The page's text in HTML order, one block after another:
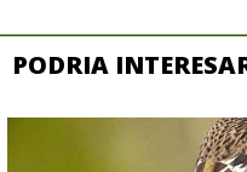
PODRIA